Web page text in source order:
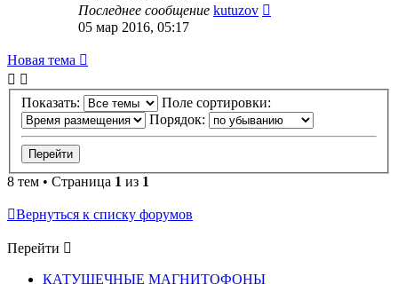
Последнее сообщение kutuzov
05 мар 2016, 05:17
Новая тема
Показать:
Поле сортировки:
Порядок:
8 тем • Страница 1 из 1
Вернуться к списку форумов
Перейти
КАТУШЕЧНЫЕ МАГНИТОФОНЫ